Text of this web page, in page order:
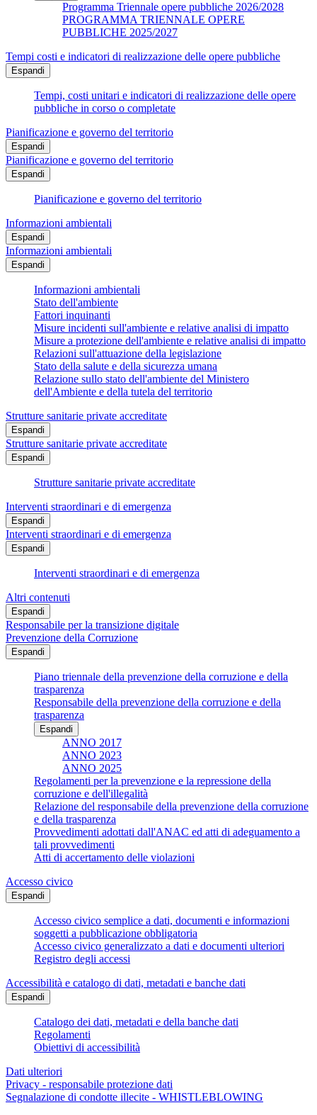
Programma Triennale opere pubbliche 2026/2028
PROGRAMMA TRIENNALE OPERE
PUBBLICHE 2025/2027
Tempi costi e indicatori di realizzazione delle opere pubbliche
Espandi
Tempi, costi unitari e indicatori di realizzazione delle opere
pubbliche in corso o completate
Pianificazione e governo del territorio
Espandi
Pianificazione e governo del territorio
Espandi
Pianificazione e governo del territorio
Informazioni ambientali
Espandi
Informazioni ambientali
Espandi
Informazioni ambientali
Stato dell'ambiente
Fattori inquinanti
Misure incidenti sull'ambiente e relative analisi di impatto
Misure a protezione dell'ambiente e relative analisi di impatto
Relazioni sull'attuazione della legislazione
Stato della salute e della sicurezza umana
Relazione sullo stato dell'ambiente del Ministero
dell'Ambiente e della tutela del territorio
Strutture sanitarie private accreditate
Espandi
Strutture sanitarie private accreditate
Espandi
Strutture sanitarie private accreditate
Interventi straordinari e di emergenza
Espandi
Interventi straordinari e di emergenza
Espandi
Interventi straordinari e di emergenza
Altri contenuti
Espandi
Responsabile per la transizione digitale
Prevenzione della Corruzione
Espandi
Piano triennale della prevenzione della corruzione e della
trasparenza
Responsabile della prevenzione della corruzione e della
trasparenza
Espandi
ANNO 2017
ANNO 2023
ANNO 2025
Regolamenti per la prevenzione e la repressione della
corruzione e dell'illegalità
Relazione del responsabile della prevenzione della corruzione
e della trasparenza
Provvedimenti adottati dall'ANAC ed atti di adeguamento a
tali provvedimenti
Atti di accertamento delle violazioni
Accesso civico
Espandi
Accesso civico semplice a dati, documenti e informazioni
soggetti a pubblicazione obbligatoria
Accesso civico generalizzato a dati e documenti ulteriori
Registro degli accessi
Accessibilità e catalogo di dati, metadati e banche dati
Espandi
Catalogo dei dati, metadati e della banche dati
Regolamenti
Obiettivi di accessibilità
Dati ulteriori
Privacy - responsabile protezione dati
Segnalazione di condotte illecite - WHISTLEBLOWING